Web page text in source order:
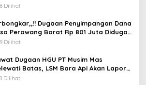
Dilihat
Dugaan Penyimpangan Dana
Perawang Barat Rp 801 Juta Diduga
Jelas Penggunaannya
Dilihat
Dugaan HGU PT Musim Mas
Batas, LSM Bara Api Akan Lapor
dan Satgas PKH
Dilihat